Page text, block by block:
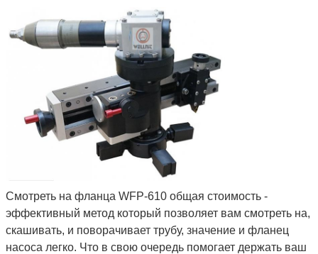
Смотреть на фланца WFP-610 общая стоимость -
эффективный метод который позволяет вам смотреть на,
скашивать, и поворачивает трубу, значение и фланец
насоса легко. Что в свою очередь помогает держать ваш